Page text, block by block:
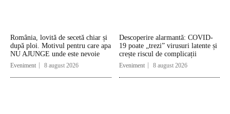
România, lovită de secetă chiar și
după ploi. Motivul pentru care apa
NU AJUNGE unde este nevoie
Eveniment 8 august 2026
Descoperire alarmantă: COVID-
19 poate „trezi” virusuri latente și
crește riscul de complicații
Eveniment 8 august 2026